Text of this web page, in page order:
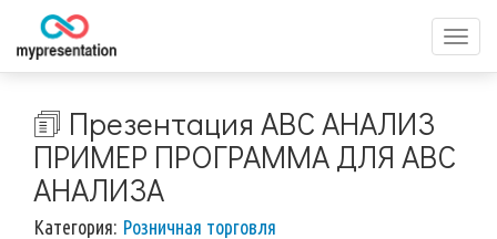
меню
🗊 Презентация ABC АНАЛИЗ
ПРИМЕР ПРОГРАММА ДЛЯ ABC
АНАЛИЗА
Категория: Розничная торговля